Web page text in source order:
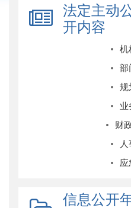
法定主动
开内容
机
部
规
业
财
应
信息公开